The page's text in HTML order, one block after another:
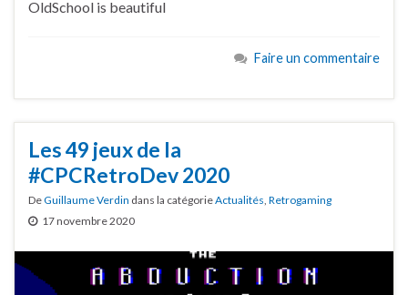
OldSchool is beautiful
Faire un commentaire
Les 49 jeux de la
#CPCRetroDev 2020
DeGuillaume Verdin dans la catégorieActualités, Retrogaming
17 novembre 2020